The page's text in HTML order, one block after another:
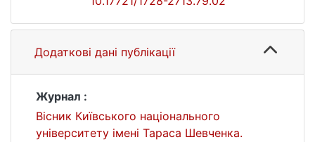
Додаткові дані публікації
Журнал :
Вісник Київського національного
університету імені Тараса Шевченка.